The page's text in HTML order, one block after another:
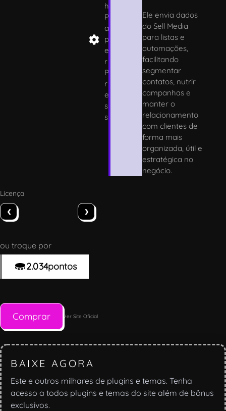
h
P
a
p
e
r
P
r
e
s
s
Ele envia dados
do Sell Media
para listas e
automações,
facilitando
segmentar
contatos, nutrir
campanhas e
manter o
relacionamento
com clientes de
forma mais
organizada, útil e
estratégica no
negócio.
Licença
‹ ›
ou troque por
2.034pontos
Comprar Ver Site Oficial
BAIXE AGORA
Este e outros milhares de plugins e temas. Tenha
acesso a todos plugins e temas do site além de bônus
exclusivos.